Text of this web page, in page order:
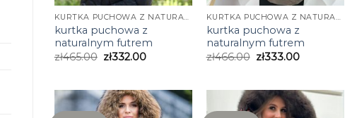
KURTKA PUCHOWA Z NATURALNYM FUTREM
kurtka puchowa z
naturalnym futrem
zł465.00 zł332.00
KURTKA PUCHOWA Z NATURALNYM FUTREM
kurtka puchowa z
naturalnym futrem
zł466.00 zł333.00